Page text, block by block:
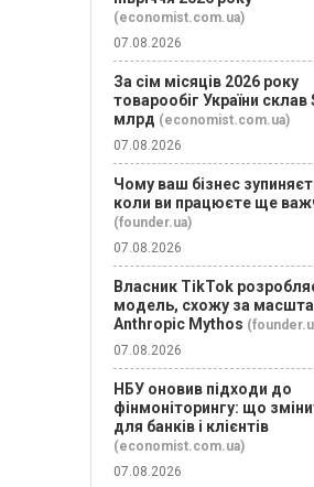
(economist.com.ua)
07.08.2026
За сім місяців 2026 року
товарообіг України склав
млрд (economist.com.ua)
07.08.2026
Чому ваш бізнес
коли ви працюєте ще
(founder.ua)
07.08.2026
Власник TikTok
модель, схожу за
Anthropic Mythos
07.08.2026
НБУ оновив підходи до
фінмоніторингу: що
для банків і клієнтів
(economist.com.ua)
07.08.2026